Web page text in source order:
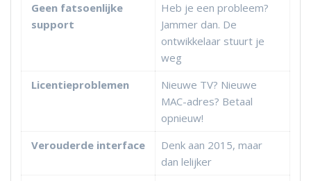
Geen fatsoenlijke
support
Heb je een probleem?
Jammer dan. De
ontwikkelaar stuurt je
weg
Licentieproblemen
Nieuwe TV? Nieuwe
MAC-adres? Betaal
opnieuw!
Verouderde interface
Denk aan 2015, maar
dan lelijker